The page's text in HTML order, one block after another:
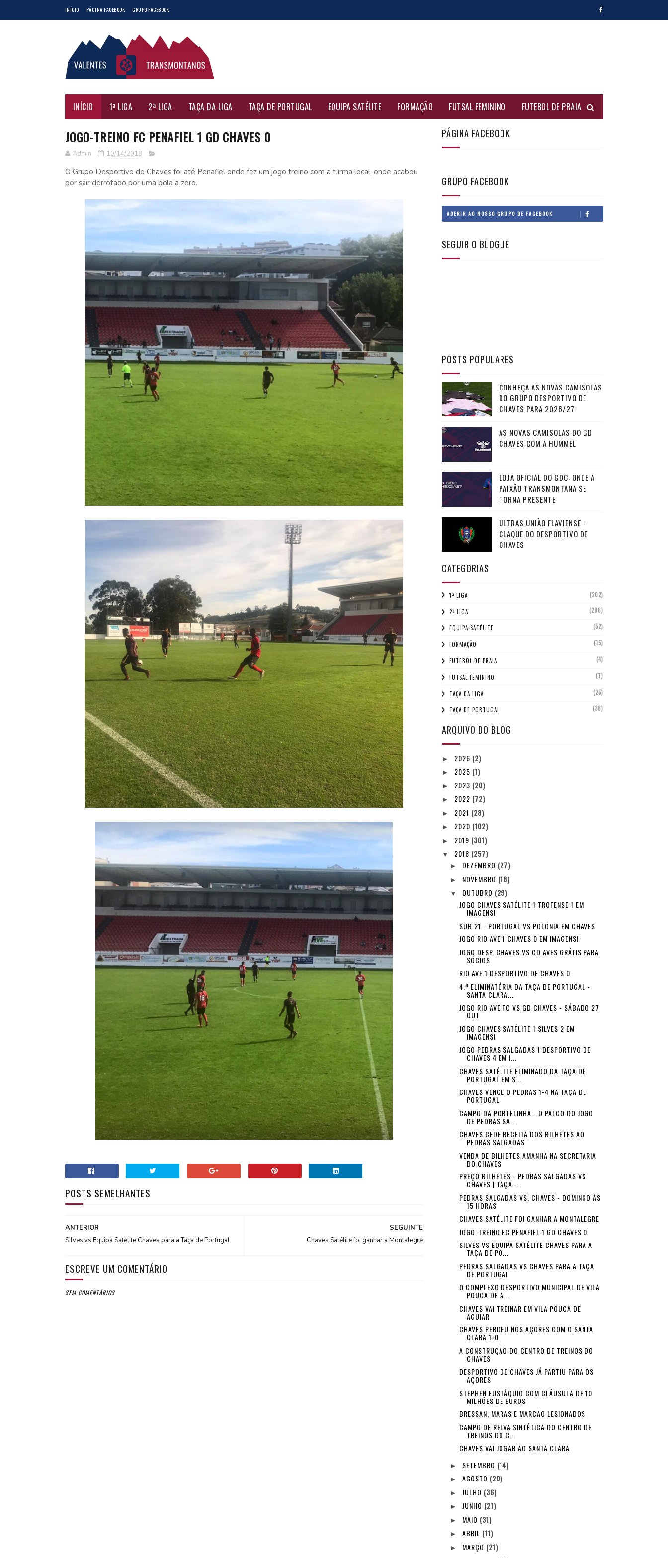
INÍCIO PÁGINA FACEBOOK GRUPO FACEBOOK
INÍCIO 1ª LIGA 2ª LIGA TAÇA DA LIGA TAÇA DE PORTUGAL EQUIPA SATÉLITE FORMAÇÃO FUTSAL FEMININO FUTEBOL DE PRAIA
JOGO-TREINO FC PENAFIEL 1 GD CHAVES 0
Admin 10/14/2018
O Grupo Desportivo de Chaves foi até Penafiel onde fez um jogo treino com a turma local, onde acabou
por sair derrotado por uma bola a zero.
POSTS SEMELHANTES
SEGUINTE
Chaves Satélite foi ganhar a Montalegre
ANTERIOR
Silves vs Equipa Satélite Chaves para a Taça de Portugal
ESCREVE UM COMENTÁRIO
SEM COMENTÁRIOS
PÁGINA FACEBOOK
GRUPO FACEBOOK
ADERIR AO NOSSO GRUPO DE FACEBOOK
SEGUIR O BLOGUE
POSTS POPULARES
CONHEÇA AS NOVAS CAMISOLAS
DO GRUPO DESPORTIVO DE
CHAVES PARA 2026/27
AS NOVAS CAMISOLAS DO GD
CHAVES COM A HUMMEL
LOJA OFICIAL DO GDC: ONDE A
PAIXÃO TRANSMONTANA SE
TORNA PRESENTE
ULTRAS UNIÃO FLAVIENSE -
CLAQUE DO DESPORTIVO DE
CHAVES
CATEGORIAS
1ª LIGA (202)
2ª LIGA (286)
EQUIPA SATÉLITE (52)
FORMAÇÃO (15)
FUTEBOL DE PRAIA (4)
FUTSAL FEMININO (7)
TAÇA DA LIGA (25)
TAÇA DE PORTUGAL (38)
ARQUIVO DO BLOG
► 2026 (2)
► 2025 (1)
► 2023 (20)
► 2022 (72)
► 2021 (28)
► 2020 (102)
► 2019 (301)
▼ 2018 (257)
► DEZEMBRO (27)
► NOVEMBRO (18)
▼ OUTUBRO (29)
JOGO CHAVES SATÉLITE 1 TROFENSE 1 EM
IMAGENS!
SUB 21 - PORTUGAL VS POLÓNIA EM CHAVES
JOGO RIO AVE 1 CHAVES 0 EM IMAGENS!
JOGO DESP. CHAVES VS CD AVES GRÁTIS PARA
SÓCIOS
RIO AVE 1 DESPORTIVO DE CHAVES 0
4.ª ELIMINATÓRIA DA TAÇA DE PORTUGAL -
SANTA CLARA...
JOGO RIO AVE FC VS GD CHAVES - SÁBADO 27
OUT
JOGO CHAVES SATÉLITE 1 SILVES 2 EM
IMAGENS!
JOGO PEDRAS SALGADAS 1 DESPORTIVO DE
CHAVES 4 EM I...
CHAVES SATÉLITE ELIMINADO DA TAÇA DE
PORTUGAL EM S...
CHAVES VENCE O PEDRAS 1-4 NA TAÇA DE
PORTUGAL
CAMPO DA PORTELINHA - O PALCO DO JOGO
DE PEDRAS SA...
CHAVES CEDE RECEITA DOS BILHETES AO
PEDRAS SALGADAS
VENDA DE BILHETES AMANHÃ NA SECRETARIA
DO CHAVES
PREÇO BILHETES - PEDRAS SALGADAS VS
CHAVES | TAÇA ...
PEDRAS SALGADAS VS. CHAVES - DOMINGO ÀS
15 HORAS
CHAVES SATÉLITE FOI GANHAR A MONTALEGRE
JOGO-TREINO FC PENAFIEL 1 GD CHAVES 0
SILVES VS EQUIPA SATÉLITE CHAVES PARA A
TAÇA DE PO...
PEDRAS SALGADAS VS CHAVES PARA A TAÇA
DE PORTUGAL
O COMPLEXO DESPORTIVO MUNICIPAL DE VILA
POUCA DE A...
CHAVES VAI TREINAR EM VILA POUCA DE
AGUIAR
CHAVES PERDEU NOS AÇORES COM O SANTA
CLARA 1-0
A CONSTRUÇÃO DO CENTRO DE TREINOS DO
CHAVES
DESPORTIVO DE CHAVES JÁ PARTIU PARA OS
AÇORES
STEPHEN EUSTÁQUIO COM CLÁUSULA DE 10
MILHÕES DE EUROS
BRESSAN, MARAS E MARCÃO LESIONADOS
CAMPO DE RELVA SINTÉTICA DO CENTRO DE
TREINOS DO C...
CHAVES VAI JOGAR AO SANTA CLARA
► SETEMBRO (14)
►AGOSTO (20)
► JULHO (36)
► JUNHO (21)
► MAIO (31)
►ABRIL (11)
► MARÇO (21)